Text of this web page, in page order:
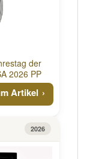
der
2026 PP
Artikel
2026